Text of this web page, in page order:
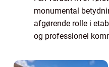
monumental
afgørende rolle i
og professionel
sammenkomster